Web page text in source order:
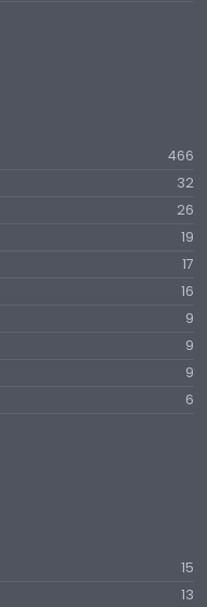
466
32
26
19
17
16
9
9
9
6
15
13